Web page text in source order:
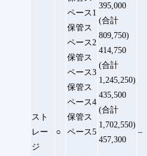
スト
レー
ジ
○
ペース1
保管ス
ペース2
保管ス
ペース3
保管ス
ペース4
保管ス
ペース5
395,000
(合計
809,750)
414,750
(合計
1,245,250)
435,500
(合計
1,702,550)
457,300
–